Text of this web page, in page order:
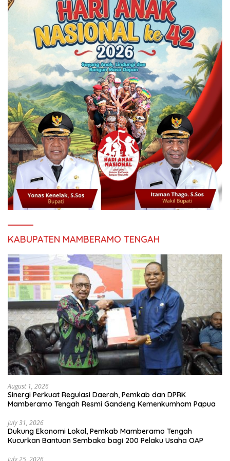
KABUPATEN MAMBERAMO TENGAH
August 1, 2026
Sinergi Perkuat Regulasi Daerah, Pemkab dan DPRK
Mamberamo Tengah Resmi Gandeng Kemenkumham Papua
July 31, 2026
Dukung Ekonomi Lokal, Pemkab Mamberamo Tengah
Kucurkan Bantuan Sembako bagi 200 Pelaku Usaha OAP